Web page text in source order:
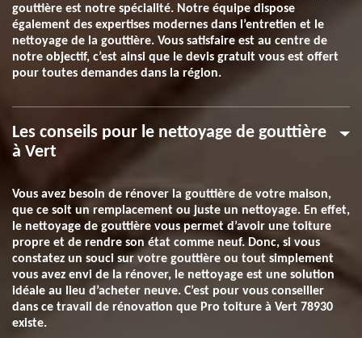
gouttière est notre spécialité. Notre équipe dispose
également des expertises modernes dans l’entretien et le
nettoyage de la gouttière. Vous satisfaire est au centre de
notre objectif, c’est ainsi que le devis gratuit vous est offert
pour toutes demandes dans la région.
Les conseils pour le nettoyage de gouttière
à Vert
Vous avez besoin de rénover la gouttière de votre maison,
que ce soit un remplacement ou juste un nettoyage. En effet,
le nettoyage de gouttière vous permet d’avoir une toiture
propre et de rendre son état comme neuf. Donc, si vous
constatez un souci sur votre gouttière ou tout simplement
vous avez envi de la rénover, le nettoyage est une solution
idéale au lieu d’acheter neuve. C’est pour vous conseiller
dans ce travail de rénovation que Pro toiture à Vert 78930
existe.